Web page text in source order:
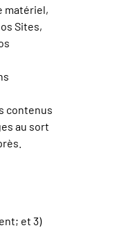
matériel,
Sites,
contenus
au sort
et 3)